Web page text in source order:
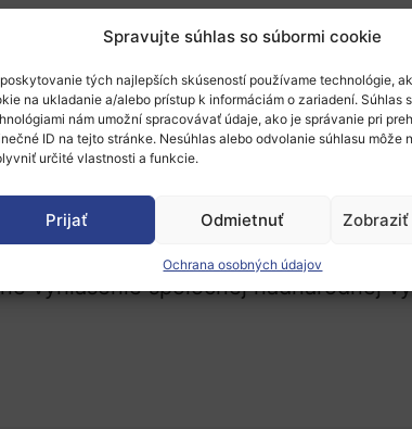
Spravujte súhlas so súbormi cookie
tých najlepších skúseností používame technológie,
na ukladanie a/alebo prístup k informáciám o zariadení. Súhlas
nám umožní spracovávať údaje, ako je správanie pri
ID na tejto stránke. Nesúhlas alebo odvolanie súhlasu môže
určité vlastnosti a funkcie.
Prijať Odmietnuť
Ochrana osobných údajov
výzvy
vyhlásenie spoločnej nadnárodnej
výzvy
vyhlásenie spoločnej nadnárodnej